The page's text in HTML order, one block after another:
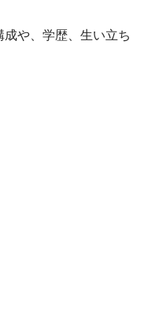
や、学歴、生い立ち